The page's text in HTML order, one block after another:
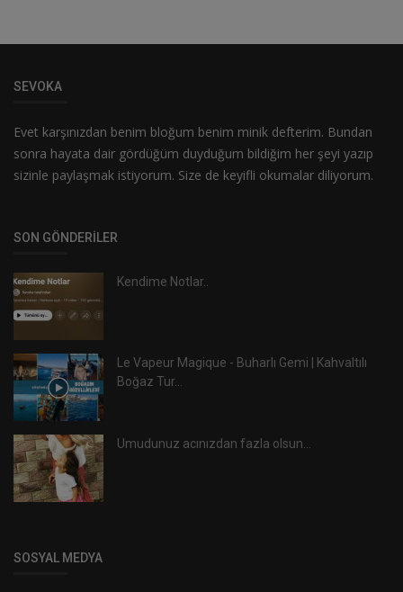
SEVOKA
Evet karşınızdan benim bloğum benim minik defterim. Bundan
sonra hayata dair gördüğüm duyduğum bildiğim her şeyi yazıp
sizinle paylaşmak istiyorum. Size de keyifli okumalar diliyorum.
SON GÖNDERILER
Kendime Notlar..
Le Vapeur Magique - Buharlı Gemi | Kahvaltılı
Boğaz Tur...
Umudunuz acınızdan fazla olsun...
SOSYAL MEDYA